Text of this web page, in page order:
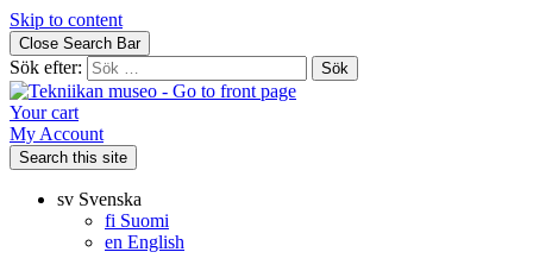
Skip to content
Close Search Bar
Sök efter:
Your cart
My Account
Search this site
sv Svenska
fi Suomi
en English